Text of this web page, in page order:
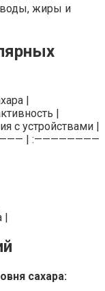
жиры и
|
|
с устройствами |
| :————————
|
сахара: